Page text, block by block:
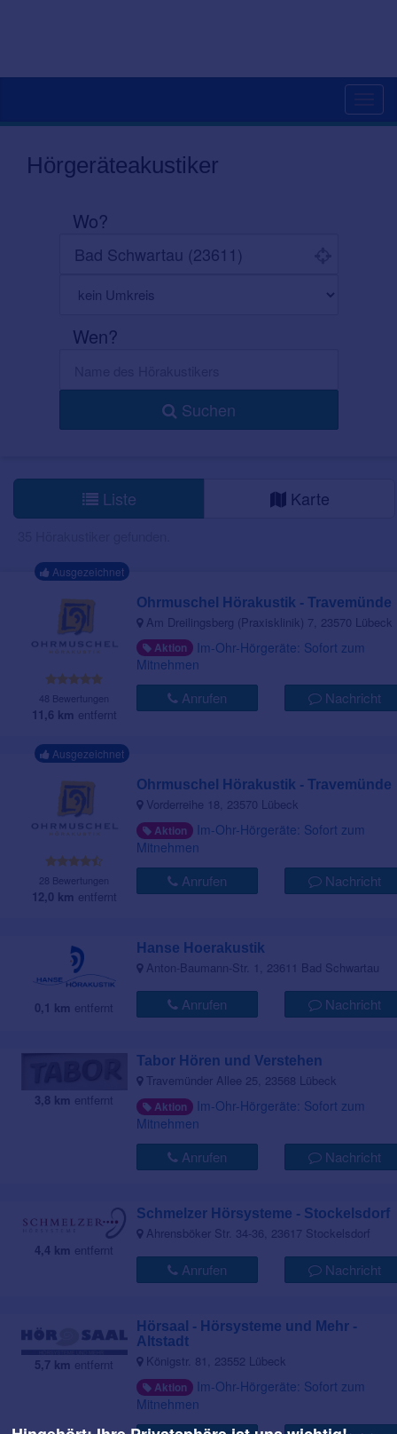
Hörgeräteakustiker
Wo?
Wen?
Suchen
Liste Karte
Ausgezeichnet
48 Bewertungen
11,6 km entfernt
Ohrmuschel Hörakustik - Travemünde
Am Dreilingsberg (Praxisklinik) 7, 23570 Lübeck
Aktion Im-Ohr-Hörgeräte: Sofort zum
Mitnehmen
Anrufen Nachricht
Ausgezeichnet
28 Bewertungen
12,0 km entfernt
Ohrmuschel Hörakustik - Travemünde
Vorderreihe 18, 23570 Lübeck
Aktion Im-Ohr-Hörgeräte: Sofort zum
Mitnehmen
Anrufen Nachricht
0,1 km entfernt
Hanse Hoerakustik
Anton-Baumann-Str. 1, 23611 Bad Schwartau
Anrufen Nachricht
3,8 km entfernt
Tabor Hören und Verstehen
Travemünder Allee 25, 23568 Lübeck
Aktion Im-Ohr-Hörgeräte: Sofort zum
Mitnehmen
Anrufen Nachricht
4,4 km entfernt
Schmelzer Hörsysteme - Stockelsdorf
Ahrensböker Str. 34-36, 23617 Stockelsdorf
Anrufen Nachricht
5,7 km entfernt
Hörsaal - Hörsysteme und Mehr -
Altstadt
Königstr. 81, 23552 Lübeck
Aktion Im-Ohr-Hörgeräte: Sofort zum
Mitnehmen